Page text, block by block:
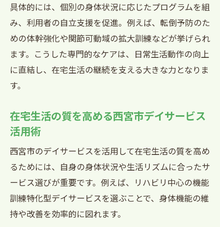
具体的には、個別の身体状況に応じたプログラムを組
み、利用者の自立支援を促進。例えば、転倒予防のた
めの体幹強化や関節可動域の拡大訓練などが挙げられ
ます。こうした専門的なケアは、日常生活動作の向上
に直結し、在宅生活の継続を支える大きな力となりま
す。
在宅生活の質を高める西宮市デイサービス
活用術
西宮市のデイサービスを活用して在宅生活の質を高め
るためには、自身の身体状況や生活リズムに合ったサ
ービス選びが重要です。例えば、リハビリ中心の機能
訓練特化型デイサービスを選ぶことで、身体機能の維
持や改善を効率的に図れます。